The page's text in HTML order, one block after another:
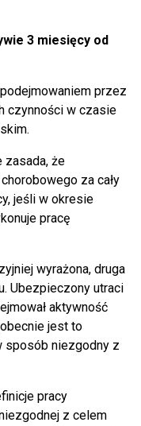
3 miesięcy od
przez
czynności w czasie
zasada, że
za cały
jeśli w okresie
pracę
wyrażona, druga
Ubezpieczony utraci
aktywność
jest to
sposób niezgodny z
pracy
z celem